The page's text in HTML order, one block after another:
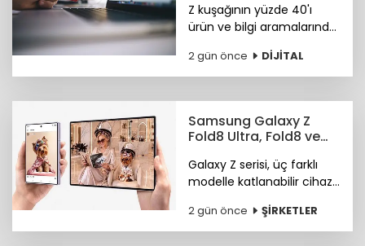
yapıyor
Z kuşağının yüzde 40'ı
ürün ve bilgi aramalarında
Araştırma ayrıca
Instagram ve TikTok'un
önde olduğunu öne
çıkardı.
2 gün önce DİJİTAL
Samsung Galaxy Z
Fold8 Ultra, Fold8 ve
marketlerde
Galaxy Z serisi, üç farklı
modelle katlanabilir cihaz
sayfa açıyor.
2 gün önce ŞİRKETLER